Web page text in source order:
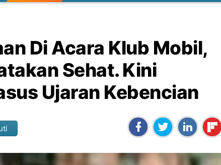
Di Acara Klub Mobil,
Sehat. Kini
Ujaran Kebencian